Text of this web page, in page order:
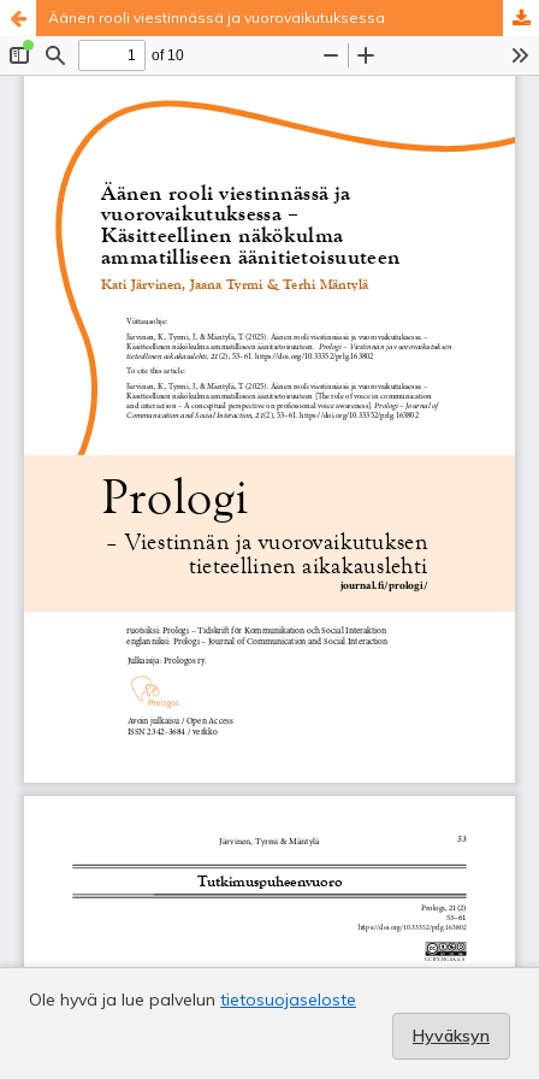
Äänen rooli viestinnässä ja vuorovaikutuksessa
Ole hyvä ja lue palvelun tietosuojaseloste
Hyväksyn
Palvelua ylläpitääTieteellisten seurain valtuuskunta